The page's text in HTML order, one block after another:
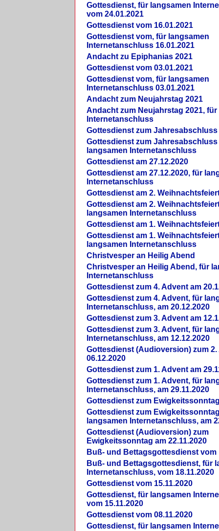
Gottesdienst, für langsamen
vom 24.01.2021
Gottesdienst vom 16.01.2021
Gottesdienst vom, für langsamen
Internetanschluss 16.01.2021
Andacht zu Epiphanias 2021
Gottesdienst vom 03.01.2021
Gottesdienst vom, für langsamen
Internetanschluss 03.01.2021
Andacht zum Neujahrstag 2021
Andacht zum Neujahrstag 2021,
Internetanschluss
Gottesdienst zum Jahresabschluss
Gottesdienst zum Jahresabschluss
langsamen Internetanschluss
Gottesdienst am 27.12.2020
Gottesdienst am 27.12.2020, für
Internetanschluss
Gottesdienst am 2.
Gottesdienst am 2.
langsamen Internetanschluss
Gottesdienst am 1.
Gottesdienst am 1.
langsamen Internetanschluss
Christvesper an Heilig Abend
Christvesper an Heilig Abend, für
Internetanschluss
Gottesdienst zum 4. Advent am
Gottesdienst zum 4. Advent, für
Internetanschluss, am 20.12.2020
Gottesdienst zum 3. Advent am
Gottesdienst zum 3. Advent, für
Internetanschluss, am 12.12.2020
Gottesdienst (Audioversion) zum 2.
06.12.2020
Gottesdienst zum 1. Advent am
Gottesdienst zum 1. Advent, für
Internetanschluss, am 29.11.2020
Gottesdienst zum
Gottesdienst zum
langsamen Internetanschluss, am
Gottesdienst (Audioversion) zum
Ewigkeitssonntag am 22.11.2020
Buß- und Bettagsgottesdienst vom
Buß- und Bettagsgottesdienst, für
Internetanschluss, vom 18.11.2020
Gottesdienst vom 15.11.2020
Gottesdienst, für langsamen
vom 15.11.2020
Gottesdienst vom 08.11.2020
Gottesdienst, für langsamen